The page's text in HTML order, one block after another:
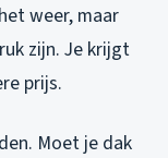
weer, maar
zijn. Je krijgt
prijs.
Moet je dak